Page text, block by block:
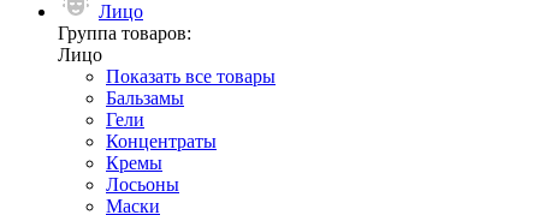
Лицо
Группа товаров:
Лицо
Показать все товары
Бальзамы
Гели
Концентраты
Кремы
Лосьоны
Маски